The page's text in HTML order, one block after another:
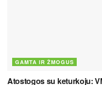
GAMTA IR ŽMOGUS
Atostogos su keturkoju: